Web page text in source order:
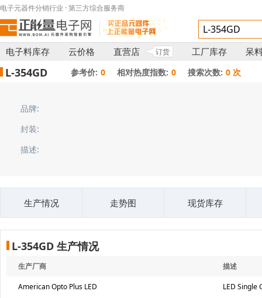
电子元器件分销行业 · 第三方综合服务商
电子料库存 云价格 直营店 订货 工厂库存 呆
L-354GD 参考价: 0 相对热度指数: 0 搜索次数: 0 次
品牌:
封装:
描述:
生产情况 走势图 现货库存
L-354GD 生产情况
生产厂商 描述
American Opto Plus LED LED Single